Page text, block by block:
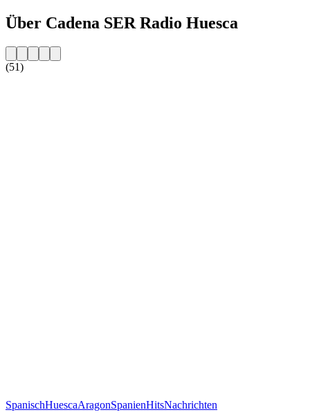
Über Cadena SER Radio Huesca
(51)
SpanischHuescaAragonSpanienHitsNachrichten